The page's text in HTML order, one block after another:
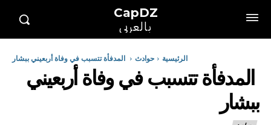
CapDZ
بالعربي
الرئيسية حوادث المدفأة تتسبب في وفاة أربعيني ببشار
المدفأة تتسبب في وفاة أربعيني
ببشار